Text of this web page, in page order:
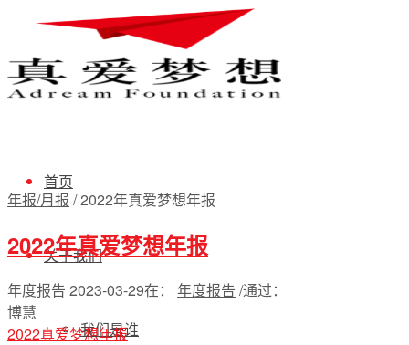
首页
关于我们
我们是谁
年报/月报 /2022年真爱梦想年报
2022年真爱梦想年报
年度报告 2023-03-29在： 年度报告 /通过：
博慧
2022真爱梦想年报